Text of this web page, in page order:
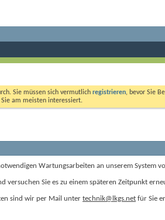
Sie müssen sich vermutlich registrieren, bevor Sie
Sie am meisten interessiert.
Wartungsarbeiten an unserem System
versuchen Sie es zu einem späteren Zeitpunkt
sind wir per Mail unter technik@lkgs.net für Sie